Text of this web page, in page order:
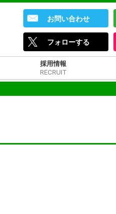
お問い合わせ
フォローする
採用情報
RECRUIT